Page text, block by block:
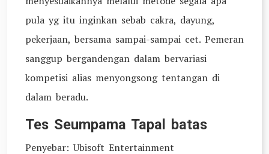
pula yg itu inginkan sebab cakra, dayung,
pekerjaan, bersama sampai-sampai cet. Pemeran
sanggup bergandengan dalam bervariasi
kompetisi alias menyongsong tentangan di
dalam beradu.
Tes Seumpama Tapal batas
Penyebar: Ubisoft Entertainment